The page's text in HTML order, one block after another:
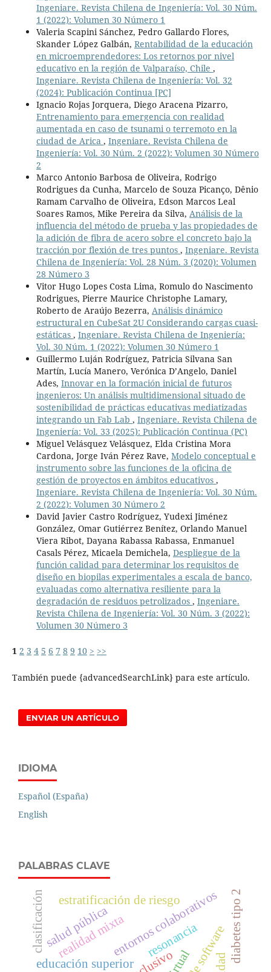
Ingeniare. Revista Chilena de Ingeniería: Vol. 30 Núm.
1 (2022): Volumen 30 Número 1
Valeria Scapini Sánchez, Pedro Gallardo Flores,
Skander López Galbán, Rentabilidad de la educación
en microemprendedores: Los retornos por nivel
educativo en la región de Valparaíso, Chile ,
Ingeniare. Revista Chilena de Ingeniería: Vol. 32
(2024): Publicación Continua [PC]
Ignacio Rojas Jorquera, Diego Aracena Pizarro,
Entrenamiento para emergencia con realidad
aumentada en caso de tsunami o terremoto en la
ciudad de Arica , Ingeniare. Revista Chilena de
Ingeniería: Vol. 30 Núm. 2 (2022): Volumen 30 Número
2
Marco Antonio Barbosa de Oliveira, Rodrigo
Rodrigues da Cunha, Marcelo de Souza Picanço, Dênio
Ramam Carvalho de Oliveira, Edson Marcos Leal
Soares Ramos, Mike Pereira da Silva, Análisis de la
influencia del método de prueba y las propiedades de
la adición de fibra de acero sobre el concreto bajo la
tracción por flexión de tres puntos , Ingeniare. Revista
Chilena de Ingeniería: Vol. 28 Núm. 3 (2020): Volumen
28 Número 3
Vitor Hugo Lopes Costa Lima, Romulo do Nascimento
Rodrigues, Pierre Maurice Christophe Lamary,
Roberto de Araújo Bezerra, Análisis dinámico
estructural en CubeSat 2U Considerando cargas cuasi-
estáticas , Ingeniare. Revista Chilena de Ingeniería:
Vol. 30 Núm. 1 (2022): Volumen 30 Número 1
Guillermo Luján Rodríguez, Patricia Silvana San
Martín, Lucía Manero, Verónica D’Angelo, Daniel
Ades, Innovar en la formación inicial de futuros
ingenieros: Un análisis multidimensional situado de
sostenibilidad de prácticas educativas mediatizadas
integrando un Fab Lab , Ingeniare. Revista Chilena de
Ingeniería: Vol. 33 (2025): Publicación Continua (PC)
Miguel Velásquez Velásquez, Elda Cristina Mora
Cardona, Jorge Iván Pérez Rave, Modelo conceptual e
instrumento sobre las funciones de la oficina de
gestión de proyectos en ámbitos educativos ,
Ingeniare. Revista Chilena de Ingeniería: Vol. 30 Núm.
2 (2022): Volumen 30 Número 2
David Javier Castro Rodríguez, Yudexi Jiménez
González, Omar Gutiérrez Benítez, Orlando Manuel
Viera Ribot, Dayana Rabassa Rabassa, Enmanuel
Casals Pérez, Micaela Demichela, Despliegue de la
función calidad para determinar los requisitos de
diseño en biopilas experimentales a escala de banco,
evaluadas como alternativa resiliente para la
degradación de residuos petrolizados , Ingeniare.
Revista Chilena de Ingeniería: Vol. 30 Núm. 3 (2022):
Volumen 30 Número 3
1 2 3 4 5 6 7 8 9 10 > >>
También puede {advancedSearchLink} para este artículo.
ENVIAR UN ARTÍCULO
IDIOMA
Español (España)
English
PALABRAS CLAVE
realidad mixta
educación superior
entornos colaborativosdiabetes tipo 2
estratificación de riesgo
salud pública resonancia
clasificación